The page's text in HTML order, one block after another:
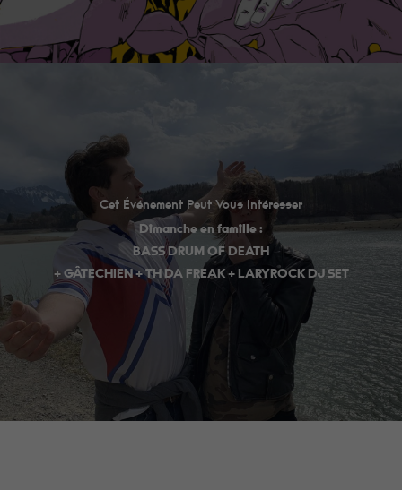
Cet Événement Peut Vous Intéresser
Dimanche en famille :
BASS DRUM OF DEATH
+ GÂTECHIEN + TH DA FREAK + LARYROCK DJ SET
Minimum
Ces cookies ne
facultatifs. Ils